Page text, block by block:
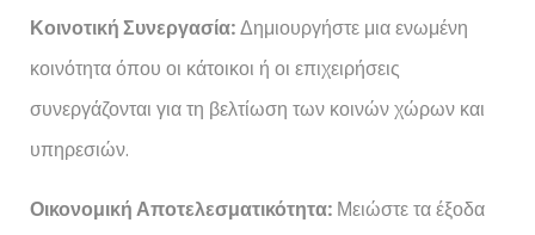
Κοινοτική Συνεργασία:Δημιουργήστε μια ενωμένη
κοινότητα όπου οι κάτοικοι ή οι επιχειρήσεις
συνεργάζονται για τη βελτίωση των κοινών χώρων και
υπηρεσιών.
Οικονομική Αποτελεσματικότητα: Μειώστε τα έξοδα